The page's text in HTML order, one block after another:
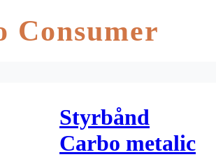
Consumer
Styrbånd
Carbo metalic